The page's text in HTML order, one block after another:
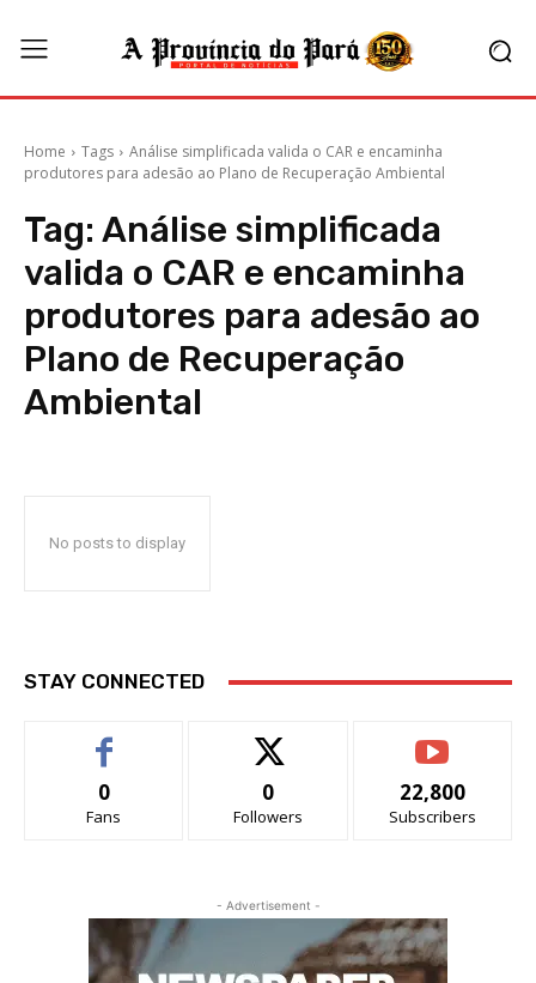
Home Tags
Análise simplificada valida o CAR e encaminha
produtores para adesão ao Plano de Recuperação Ambiental
Tag: Análise simplificada
valida o CAR e encaminha
produtores para adesão ao
Plano de Recuperação
Ambiental
No posts to display
STAY CONNECTED
0
Fans
0
Followers
22,800
Subscribers
- Advertisement -